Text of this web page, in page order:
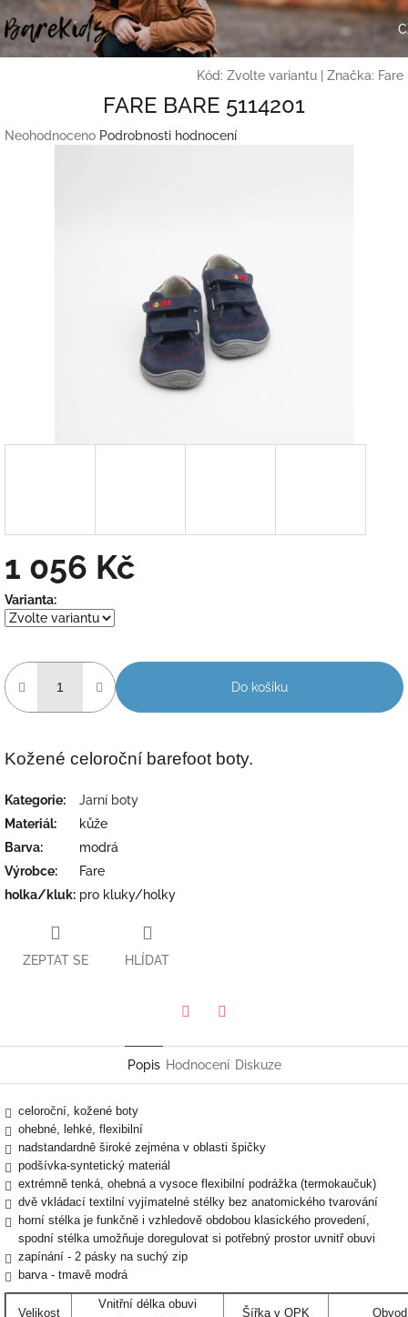
Přejít
na
obsah
Kód: Zvolte variantu Značka: Fare
FARE BARE 5114201
Průměrné
Neohodnoceno Podrobnosti hodnocení
1 056 Kč
Měrná
cena:
Varianta:
Do košíku
Kožené celoroční barefoot boty.
Kategorie:
Jarní boty
Materiál:
kůže
Barva:
modrá
Výrobce:
Fare
holka/kluk: pro kluky/holky
ZEPTAT SE HLÍDAT
Popis Hodnocení Diskuze
celoroční, kožené boty
ohebné, lehké, flexibilní
nadstandardně široké zejména v oblasti špičky
podšívka-syntetický materiál
extrémně tenká, ohebná a vysoce flexibilní podrážka (termokaučuk)
dvě vkládací textilní vyjímatelné stélky bez anatomického tvarování
horní stélka je funkčně i vzhledově obdobou klasického provedení,
spodní stélka umožňuje doregulovat si potřebný prostor uvnitř obuvi
zapínání - 2 pásky na suchý zip
barva - tmavě modrá
Velikost
Vnitřní délka obuvi
Šířka v OPK